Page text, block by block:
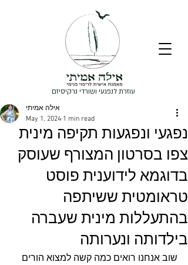
עוזרת לנפגעי ושורדי נרקיסיזם
נפגעי ונפגעות תקיפה מינית
צפו בסרטון המצורף שעוסק
בדוגמא לידוענית פוסט
טראומטית ששיתפה
בהתעללות מינית שעברה
בילדותה ונערותה
אילה אמיתי
May 1, 2024 1 min read
שוב אנחנו רואים כמה קשה למצוא הורים